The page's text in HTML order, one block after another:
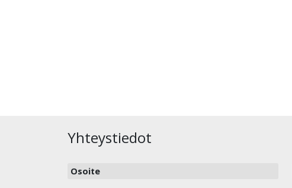
Yhteystiedot
Osoite